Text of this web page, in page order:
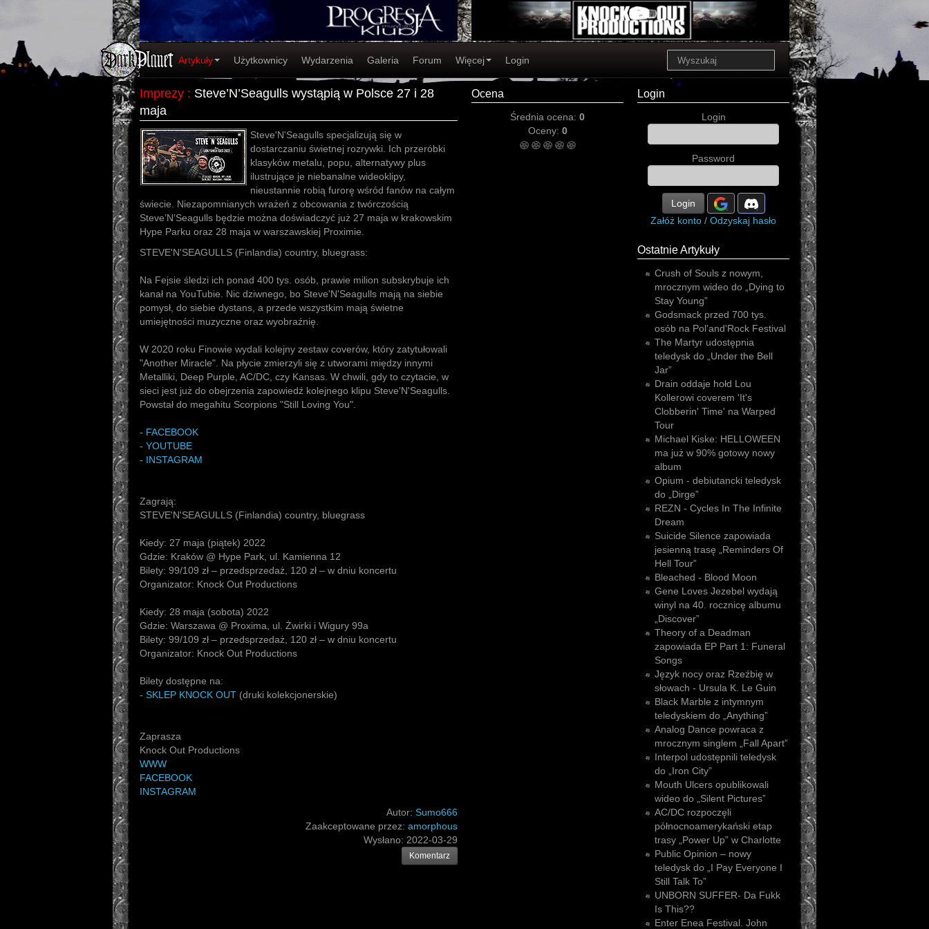
Artykuły Użytkownicy Wydarzenia Galeria Forum Więcej Login
Imprezy : Steve’N’Seagulls wystąpią w Polsce 27 i 28
maja
Steve'N'Seagulls specjalizują się w
dostarczaniu świetnej rozrywki. Ich przeróbki
klasyków metalu, popu, alternatywy plus
ilustrujące je niebanalne wideoklipy,
nieustannie robią furorę wśród fanów na całym
świecie. Niezapomnianych wrażeń z obcowania z twórczością
Steve’N’Seagulls będzie można doświadczyć już 27 maja w krakowskim
Hype Parku oraz 28 maja w warszawskiej Proximie.
STEVE'N'SEAGULLS (Finlandia) country, bluegrass:
Na Fejsie śledzi ich ponad 400 tys. osób, prawie milion subskrybuje ich
kanał na YouTubie. Nic dziwnego, bo Steve'N'Seagulls mają na siebie
pomysł, do siebie dystans, a przede wszystkim mają świetne
umiejętności muzyczne oraz wyobraźnię.
W 2020 roku Finowie wydali kolejny zestaw coverów, który zatytułowali
"Another Miracle". Na płycie zmierzyli się z utworami między innymi
Metalliki, Deep Purple, AC/DC, czy Kansas. W chwili, gdy to czytacie, w
sieci jest już do obejrzenia zapowiedź kolejnego klipu Steve'N'Seagulls.
Powstał do megahitu Scorpions "Still Loving You".
- FACEBOOK
- YOUTUBE
- INSTAGRAM
Zagrają:
STEVE'N'SEAGULLS (Finlandia) country, bluegrass
Kiedy: 27 maja (piątek) 2022
Gdzie: Kraków @ Hype Park, ul. Kamienna 12
Bilety: 99/109 zł – przedsprzedaż, 120 zł – w dniu koncertu
Organizator: Knock Out Productions
Kiedy: 28 maja (sobota) 2022
Gdzie: Warszawa @ Proxima, ul. Żwirki i Wigury 99a
Bilety: 99/109 zł – przedsprzedaż, 120 zł – w dniu koncertu
Organizator: Knock Out Productions
Bilety dostępne na:
- SKLEP KNOCK OUT (druki kolekcjonerskie)
Zaprasza
Knock Out Productions
WWW
FACEBOOK
INSTAGRAM
Autor: Sumo666
Zaakceptowane przez: amorphous
Wysłano: 2022-03-29
Komentarz
Ocena
Średnia ocena: 0
Oceny: 0
Login
Login
Password
Login
Załóż konto / Odzyskaj hasło
Ostatnie Artykuły
Crush of Souls z nowym,
mrocznym wideo do „Dying to
Stay Young”
Godsmack przed 700 tys.
osób na Pol'and'Rock Festival
The Martyr udostępnia
teledysk do „Under the Bell
Jar”
Drain oddaje hołd Lou
Kollerowi coverem 'It's
Clobberin' Time' na Warped
Tour
Michael Kiske: HELLOWEEN
ma już w 90% gotowy nowy
album
Opium - debiutancki teledysk
do „Dirge”
REZN - Cycles In The Infinite
Dream
Suicide Silence zapowiada
jesienną trasę „Reminders Of
Hell Tour”
Bleached - Blood Moon
Gene Loves Jezebel wydają
winyl na 40. rocznicę albumu
„Discover”
Theory of a Deadman
zapowiada EP Part 1: Funeral
Songs
Język nocy oraz Rzeźbię w
słowach - Ursula K. Le Guin
Black Marble z intymnym
teledyskiem do „Anything”
Analog Dance powraca z
mrocznym singlem „Fall Apart”
Interpol udostępnili teledysk
do „Iron City”
Mouth Ulcers opublikowali
wideo do „Silent Pictures”
AC/DC rozpoczęli
północnoamerykański etap
trasy „Power Up” w Charlotte
Public Opinion – nowy
teledysk do „I Pay Everyone I
Still Talk To”
UNBORN SUFFER- Da Fukk
Is This??
Enter Enea Festival. John